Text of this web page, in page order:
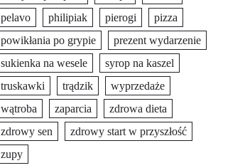
pelavo
philipiak pierogi
pizza
powikłania po grypie
prezent wydarzenie
sukienka na wesele
syrop na kaszel
truskawki
trądzik
wyprzedaże
wątroba
zaparcia
zdrowa dieta
zdrowy sen
zdrowy start w przyszłość
zupy